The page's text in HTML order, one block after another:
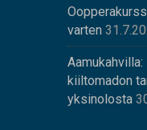
varten
kiiltomadon
yksinolosta